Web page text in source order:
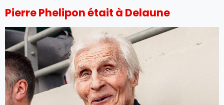
Pierre Phelipon était à Delaune